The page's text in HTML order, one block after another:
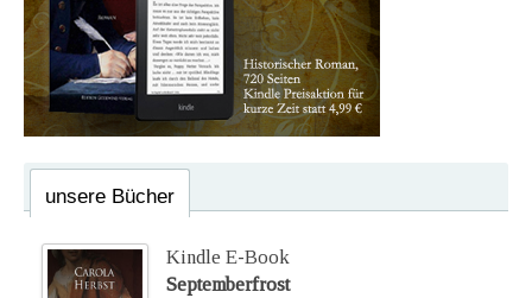
unsere Bücher
Kindle E-Book
Septemberfrost